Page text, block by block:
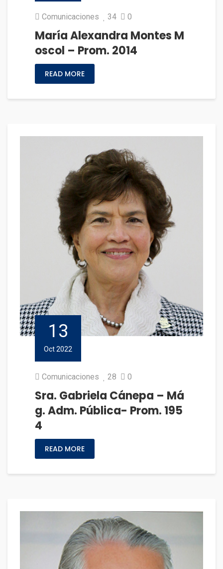
Comunicaciones 34 0
María Alexandra Montes M
oscol – Prom. 2014
READ MORE
13
Oct 2022
Comunicaciones 28 0
Sra. Gabriela Cánepa – Má
g. Adm. Pública- Prom. 195
4
READ MORE